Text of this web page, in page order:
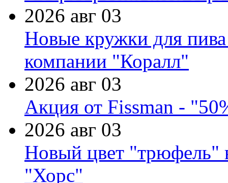
2026 авг 03
Новые кружки для
компании "Коралл"
2026 авг 03
Акция от Fissman -
2026 авг 03
Новый цвет "трюфель"
"Хорс"